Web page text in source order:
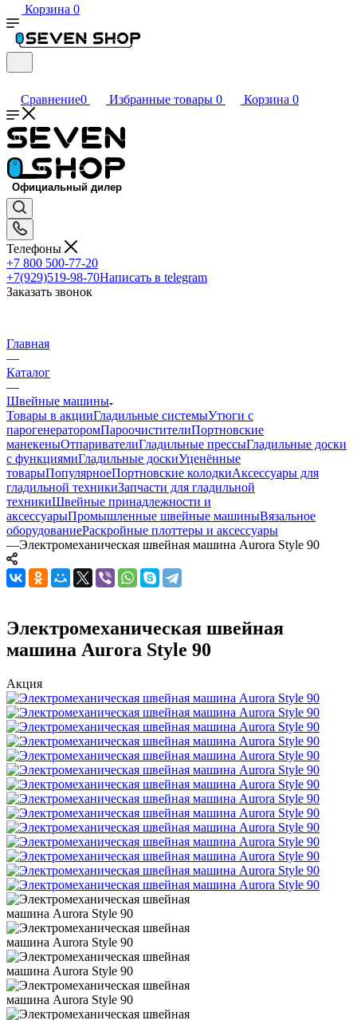
Корзина 0
Сравнение0 Избранные товары 0 Корзина 0
Телефоны
+7 800 500-77-20
+7(929)519-98-70Написать в telegram
Заказать звонок
Главная
—
Каталог
—
Швейные машины
Товары в акцииГладильные системыУтюги с
парогенераторомПароочистителиПортновские
манекеныОтпаривателиГладильные прессыГладильные доски
с функциямиГладильные доскиУценённые
товарыПопулярноеПортновские колодкиАксессуары для
гладильной техникиЗапчасти для гладильной
техникиШвейные принадлежности и
аксессуарыПромышленные швейные машиныВязальное
оборудованиеРаскройные плоттеры и аксессуары
—Электромеханическая швейная машина Aurora Style 90
Электромеханическая швейная
машина Aurora Style 90
Акция